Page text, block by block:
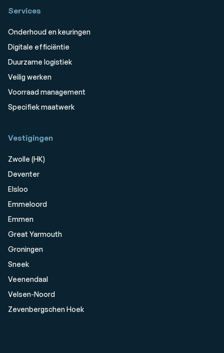
Services
Onderhoud en keuringen
Digitale efficiëntie
Duurzame logistiek
Veilig werken
Voorraad management
Specifiek maatwerk
Vestigingen
Zwolle (HK)
Deventer
Elsloo
Emmeloord
Emmen
Great Yarmouth
Groningen
Sneek
Veenendaal
Velsen-Noord
Zevenbergschen Hoek